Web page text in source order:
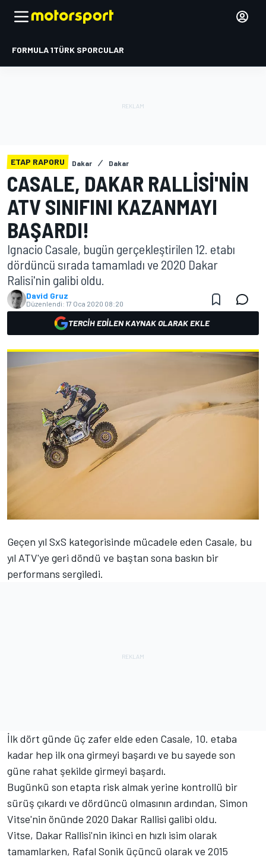
FORMULA 1TÜRK SPORCULAR
ETAP RAPORU Dakar Dakar
CASALE, DAKAR RALLISI'NIN
ATV SINIFINI KAZANMAYI
BAŞARDI!
Ignacio Casale, bugün gerçekleştirilen 12. etabı
dördüncü sırada tamamladı ve 2020 Dakar
Ralisi'nin galibi oldu.
David Gruz
Düzenlendi: 17 Oca 2020 08:20
TERCIH EDILEN KAYNAK OLARAK EKLE
Geçen yıl SxS kategorisinde mücadele eden Casale, bu
yıl ATV'ye geri döndü ve baştan sona baskın bir
performans sergiledi.
İlk dört günde üç zafer elde eden Casale, 10. etaba
kadar hep ilk ona girmeyi başardı ve bu sayede son
güne rahat şekilde girmeyi başardı.
Bugünkü son etapta risk almak yerine kontrollü bir
sürüş çıkardı ve dördüncü olmasının ardından, Simon
Vitse'nin önünde 2020 Dakar Rallisi galibi oldu.
Vitse, Dakar Rallisi'nin ikinci en hızlı isim olarak
tamamlarken, Rafal Sonik üçüncü olarak ve 2015